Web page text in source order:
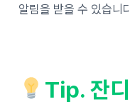
알림을 받을 수 있습니
Tip. 잔